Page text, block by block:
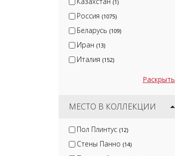
Ceramica Classic
Emigres
(1)
Россия (1075)
Беларусь (109)
Иран (13)
Италия (152)
Раскрыть
МЕСТО В КОЛЛЕКЦИИ
Пол Плинтус (12)
Стены Панно (14)